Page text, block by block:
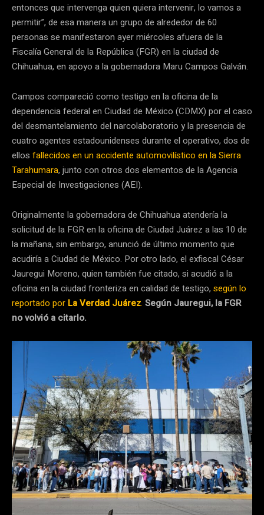
entonces que intervenga quien quiera intervenir, lo vamos a
permitir”, de esa manera un grupo de alrededor de 60
personas se manifestaron ayer miércoles afuera de la
Fiscalía General de la República (FGR) en la ciudad de
Chihuahua, en apoyo a la gobernadora Maru Campos Galván.
Campos compareció como testigo en la oficina de la
dependencia federal en Ciudad de México (CDMX) por el caso
del desmantelamiento del narcolaboratorio y la presencia de
cuatro agentes estadounidenses durante el operativo, dos de
ellos fallecidos en un accidente automovilístico en la Sierra
Tarahumara, junto con otros dos elementos de la Agencia
Especial de Investigaciones (AEI).
Originalmente la gobernadora de Chihuahua atendería la
solicitud de la FGR en la oficina de Ciudad Juárez a las 10 de
la mañana, sin embargo, anunció de último momento que
acudiría a Ciudad de México. Por otro lado, el exfiscal César
Jauregui Moreno, quien también fue citado, si acudió a la
oficina en la ciudad fronteriza en calidad de testigo, según lo
reportado por La Verdad Juárez. Según Jauregui, la FGR
no volvió a citarlo.